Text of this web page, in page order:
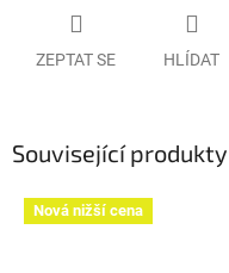
ZEPTAT SE HLÍDAT
Související produkty
Nová nižší cena